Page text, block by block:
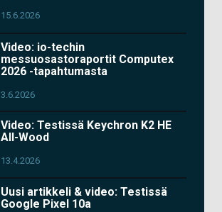
15.6.2026
Video: io-techin
messuosastoraportit Computex
2026 -tapahtumasta
3.6.2026
Video: Testissä Keychron K2 HE
All-Wood
13.4.2026
Uusi artikkeli & video: Testissä
Google Pixel 10a